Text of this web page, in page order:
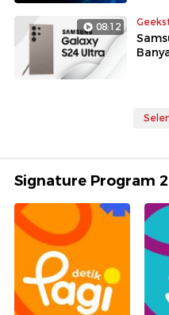
08:12
Signature Program